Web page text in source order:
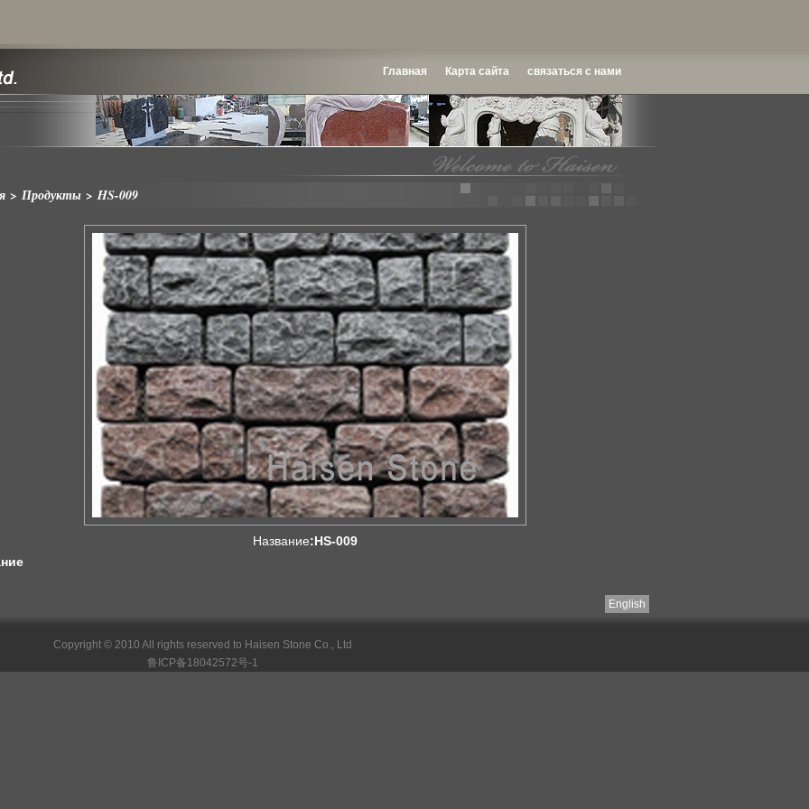
Главная Карта сайта связаться с нами
> Продукты >HS-009
Название:HS-009
English
Copyright © 2010 All rights reserved to Haisen Stone Co., Ltd
鲁ICP备18042572号-1